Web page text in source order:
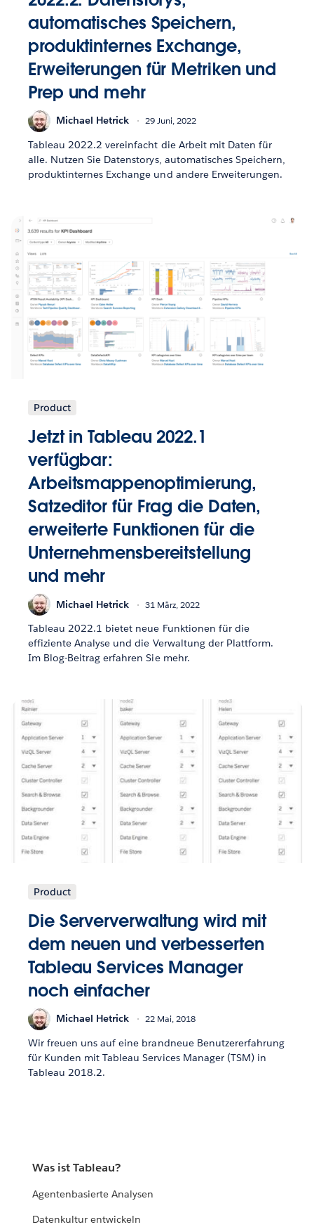
automatisches Speichern,
produktinternes Exchange,
Erweiterungen für Metriken und
Prep und mehr
Michael Hetrick 29 Juni, 2022
Tableau 2022.2 vereinfacht die Arbeit mit Daten für
alle. Nutzen Sie Datenstorys, automatisches Speichern,
produktinternes Exchange und andere Erweiterungen.
Product
Jetzt in Tableau 2022.1
verfügbar:
Arbeitsmappenoptimierung,
Satzeditor für Frag die Daten,
erweiterte Funktionen für die
Unternehmensbereitstellung
und mehr
Michael Hetrick 31 März, 2022
Tableau 2022.1 bietet neue Funktionen für die
effiziente Analyse und die Verwaltung der Plattform.
Im Blog-Beitrag erfahren Sie mehr.
Product
Die Serververwaltung wird mit
dem neuen und verbesserten
Tableau Services Manager
noch einfacher
Michael Hetrick 22 Mai, 2018
Wir freuen uns auf eine brandneue Benutzererfahrung
für Kunden mit Tableau Services Manager (TSM) in
Tableau 2018.2.
Was ist Tableau?
Agentenbasierte Analysen
Datenkultur entwickeln